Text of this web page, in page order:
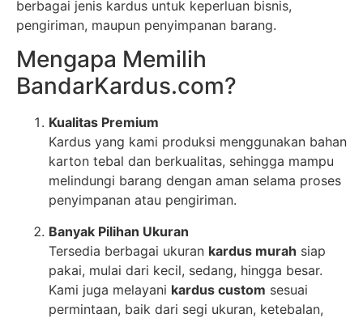
berbagai jenis kardus untuk keperluan bisnis,
pengiriman, maupun penyimpanan barang.
Mengapa Memilih
BandarKardus.com?
Kualitas Premium
Kardus yang kami produksi menggunakan bahan
karton tebal dan berkualitas, sehingga mampu
melindungi barang dengan aman selama proses
penyimpanan atau pengiriman.
Banyak Pilihan Ukuran
Tersedia berbagai ukuran kardus murah siap
pakai, mulai dari kecil, sedang, hingga besar.
Kami juga melayani kardus custom sesuai
permintaan, baik dari segi ukuran, ketebalan,